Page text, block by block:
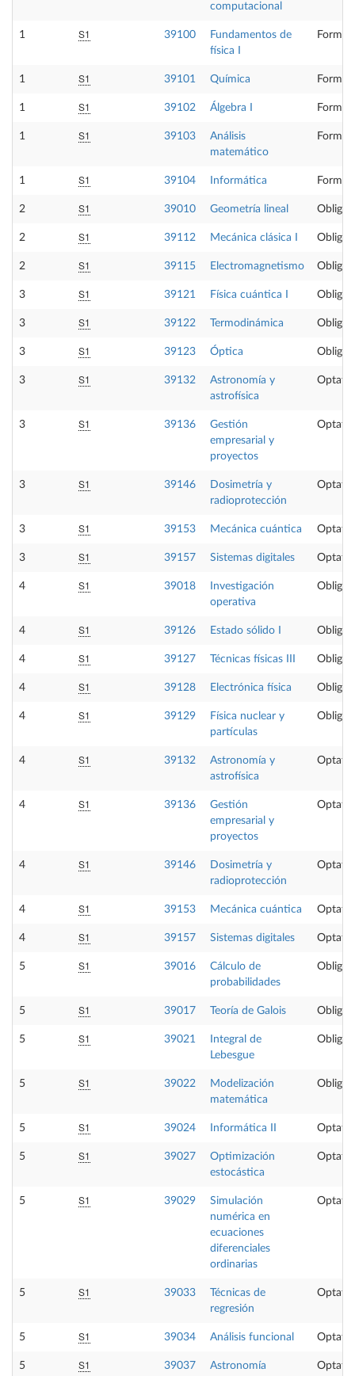
computacional
1 S1 39100
Fundamentos de
física I
1 S1 39101 Química
1 S1 39102 Álgebra I
1 S1 39103
Análisis
matemático
1 S1 39104 Informática
2 S1 39010 Geometría lineal
2 S1 39112 Mecánica clásica I
2 S1 39115 Electromagnetismo
3 S1 39121 Física cuántica I
3 S1 39122 Termodinámica
3 S1 39123 Óptica
3 S1 39132
Astronomía y
astrofísica
3 S1 39136
Gestión
empresarial y
proyectos
3 S1 39146
Dosimetría y
radioprotección
3 S1 39153 Mecánica cuántica
3 S1 39157 Sistemas digitales
4 S1 39018
Investigación
operativa
4 S1 39126 Estado sólido I
4 S1 39127 Técnicas físicas III
4 S1 39128 Electrónica física
4 S1 39129
Física nuclear y
partículas
4 S1 39132
Astronomía y
astrofísica
4 S1 39136
Gestión
empresarial y
proyectos
4 S1 39146
Dosimetría y
radioprotección
4 S1 39153 Mecánica cuántica
4 S1 39157 Sistemas digitales
5 S1 39016
Cálculo de
probabilidades
5 S1 39017 Teoría de Galois
5 S1 39021
Integral de
Lebesgue
5 S1 39022
Modelización
matemática
5 S1 39024 Informática II
5 S1 39027
Optimización
estocástica
5 S1 39029
Simulación
numérica en
ecuaciones
diferenciales
ordinarias
5 S1 39033
Técnicas de
regresión
5 S1 39034 Análisis funcional
5 S1 39037 Astronomía